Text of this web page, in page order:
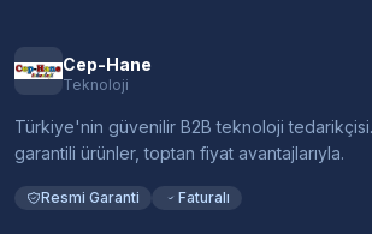
Cep-Hane
Teknoloji
Türkiye'nin güvenilir B2B teknoloji
garantili ürünler, toptan fiyat avantajlarıyla.
Resmi Garanti Faturalı